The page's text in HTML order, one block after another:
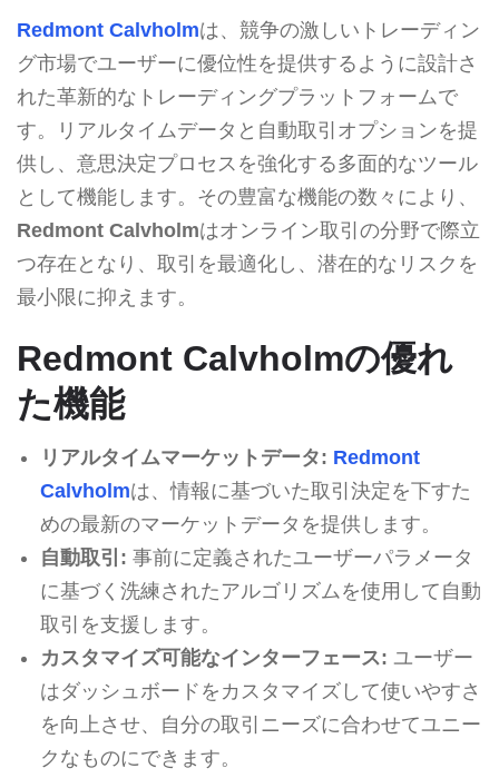
Redmont Calvholmは、競争の激しいトレーディン
グ市場でユーザーに優位性を提供するように設計さ
れた革新的なトレーディングプラットフォームで
す。リアルタイムデータと自動取引オプションを提
供し、意思決定プロセスを強化する多面的なツール
として機能します。その豊富な機能の数々により、
Redmont Calvholmはオンライン取引の分野で際立
つ存在となり、取引を最適化し、潜在的なリスクを
最小限に抑えます。
Redmont Calvholmの優れ
た機能
リアルタイムマーケットデータ: Redmont
Calvholmは、情報に基づいた取引決定を下すた
めの最新のマーケットデータを提供します。
自動取引: 事前に定義されたユーザーパラメータ
に基づく洗練されたアルゴリズムを使用して自動
取引を支援します。
カスタマイズ可能なインターフェース: ユーザー
はダッシュボードをカスタマイズして使いやすさ
を向上させ、自分の取引ニーズに合わせてユニー
クなものにできます。